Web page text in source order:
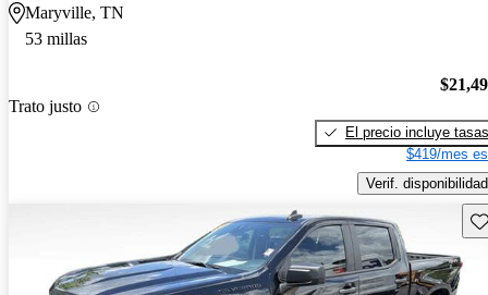
Maryville, TN
53 millas
Trato justo
El precio incluye tasas
$419/mes
Verif. disponibilidad